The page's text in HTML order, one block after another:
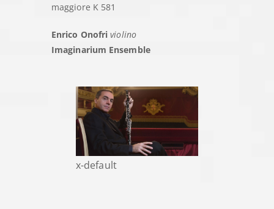
maggiore K 581
Enrico Onofri violino
Imaginarium Ensemble
x-default